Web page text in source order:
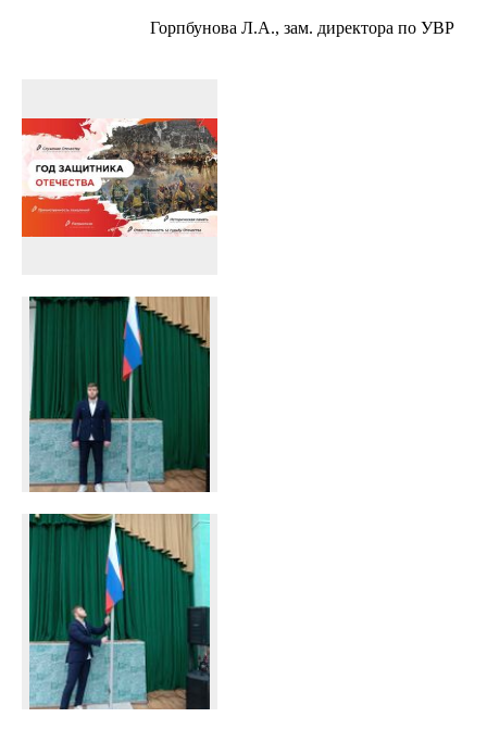
Горпбунова Л.А., зам. директора по УВР